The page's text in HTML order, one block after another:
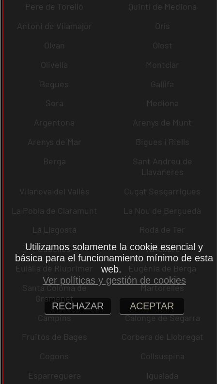
Pere de Torelló
Quintí de Mediona
Antoni de Vilamajor
Orís
Olvan
Olost
Olivella
Montclar
Begues
Gallifa
Sora
Mediona
Argentona
Arenys de Munt
Arenys de Mar
Bigues i Riells
Berga
Sant Andreu de
Llavaneres
Vilanova del Vallès
Cugat Sesgarrigues
La Pobla de Claramunt
La Nou de Berguedà
La Llagosta
Roda de Ter
Cubelles
Vallcebre
Eulàlia de Riuprimer
Eugènia de Berga
Santa Coloma de
Gramenet
Martorelles
Campins
Calonge de Segarra
Fruitós de Bages
Corbera de Llobregat
Copons
Collsuspina
Esparreguera
Igualada
Utilizamos solamente la cookie esencial y
básica para el funcionamiento mínimo de esta
web.
Ver políticas y gestión de cookies
RECHAZAR ACEPTAR